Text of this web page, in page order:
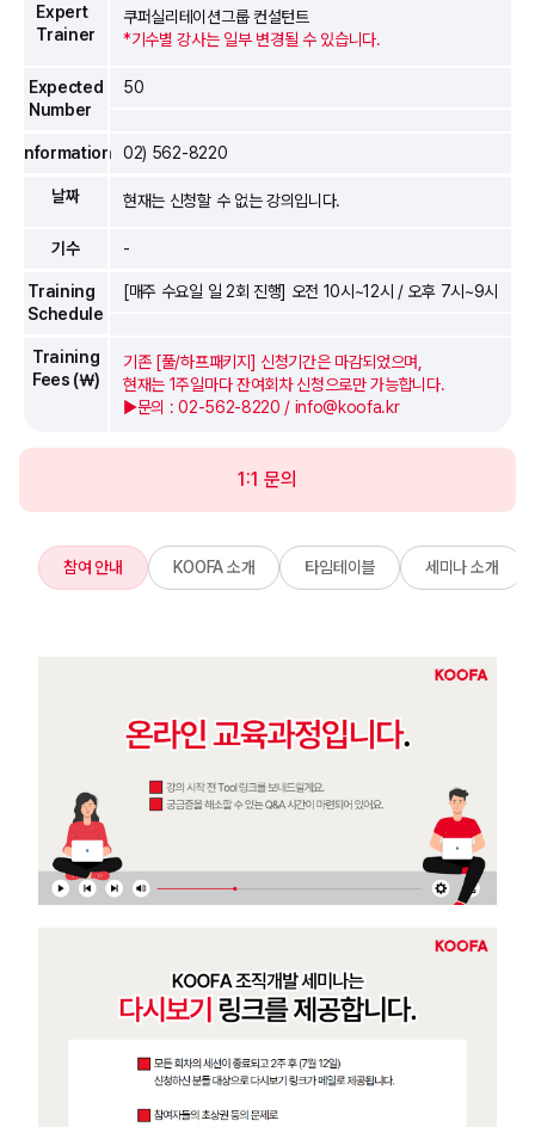
Expert
Trainer
쿠퍼실리테이션그룹 컨설턴트
*기수별 강사는 일부 변경될 수 있습니다.
Expected
Number
50
Information 02) 562-8220
날짜 현재는 신청할 수 없는 강의입니다.
기수 -
Training
Schedule
[매주 수요일 일 2회 진행] 오전 10시~12시 / 오후 7시~9시
Training
Fees (￦)
기존 [풀/하프패키지] 신청기간은 마감되었으며,
현재는 1주일마다 잔여회차 신청으로만 가능합니다.
▶문의 : 02-562-8220 / info@koofa.kr
1:1 문의
참여 안내 KOOFA 소개 타임테이블 세미나 소개